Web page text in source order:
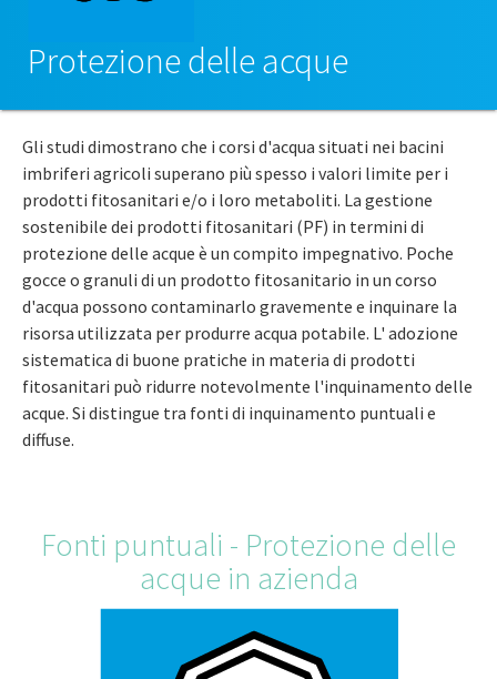
Protezione delle acque
Gli studi dimostrano che i corsi d'acqua situati nei bacini
imbriferi agricoli superano più spesso i valori limite per i
prodotti fitosanitari e/o i loro metaboliti. La gestione
sostenibile dei prodotti fitosanitari (PF) in termini di
protezione delle acque è un compito impegnativo. Poche
gocce o granuli di un prodotto fitosanitario in un corso
d'acqua possono contaminarlo gravemente e inquinare la
risorsa utilizzata per produrre acqua potabile. L' adozione
sistematica di buone pratiche in materia di prodotti
fitosanitari può ridurre notevolmente l'inquinamento delle
acque. Si distingue tra fonti di inquinamento puntuali e
diffuse.
Fonti puntuali - Protezione delle
acque in azienda